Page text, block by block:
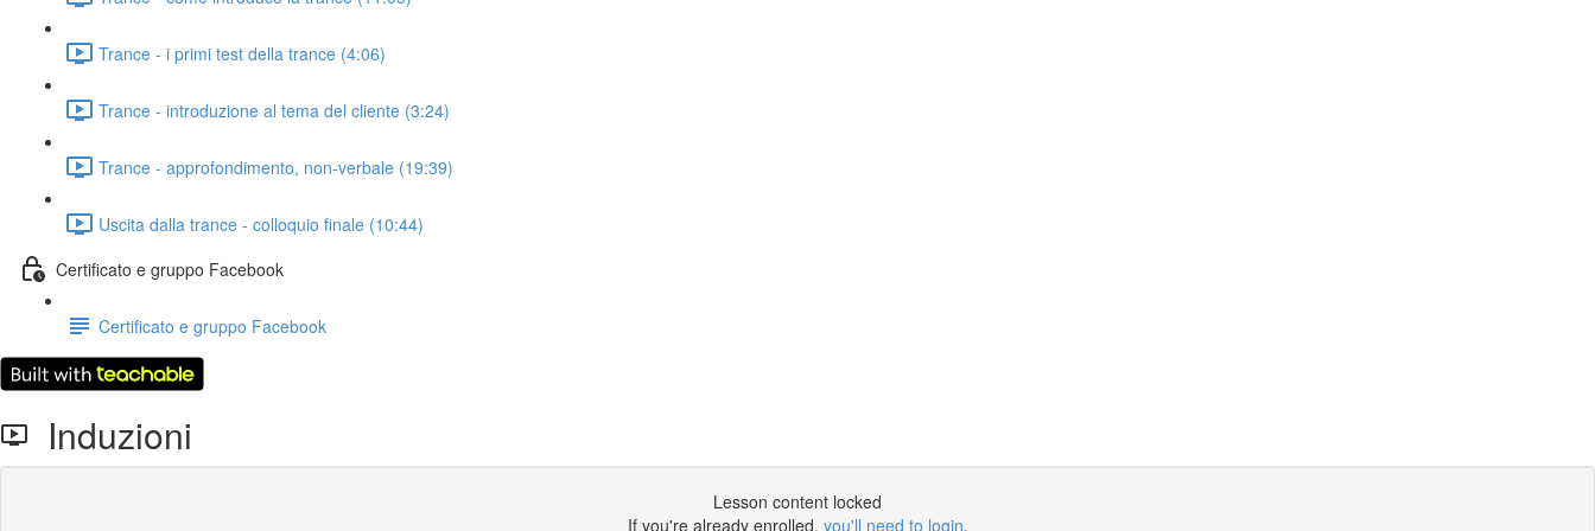
Trance - i primi test della trance (4:06)
Trance - introduzione al tema del cliente (3:24)
Trance - approfondimento, non-verbale (19:39)
Uscita dalla trance - colloquio finale (10:44)
Certificato e gruppo Facebook
Certificato e gruppo Facebook
Induzioni
Lesson content locked
If you're already enrolled, you'll need to login.